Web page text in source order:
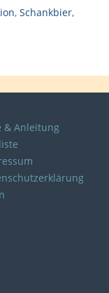
, Schankbier,
& Anleitung